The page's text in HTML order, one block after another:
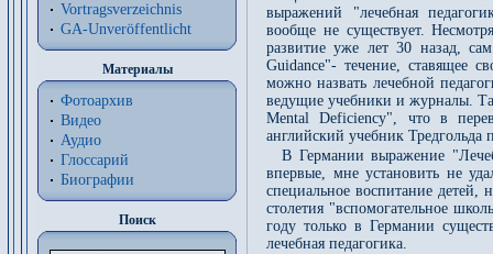
Vortragsverzeichnis
GA-Unveröffentlicht
Материалы
Фотоархив
Видео
Аудио
Глоссарий
Биографии
Поиск
выражений "лечебная
вообще не существует.
развитие уже лет 30 назад,
Guidance"- течение, ставящее
можно назвать лечебной
ведущие учебники и журналы.
Mental Deficiency", что в
английский учебник
В Германии выражение
впервые, мне установить не
специальное воспитание
столетия "вспомогательное
году только в Германии
лечебная педагогика.